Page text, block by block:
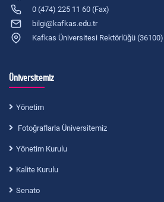
0 (474) 225 11 60 (Fax)
bilgi@kafkas.edu.tr
Kafkas Üniversitesi Rektörlüğü
Üniversitemiz
Yönetim
Fotoğraflarla Üniversitemiz
Yönetim Kurulu
Kalite Kurulu
Senato